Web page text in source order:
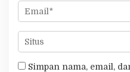
Simpan nama, email,